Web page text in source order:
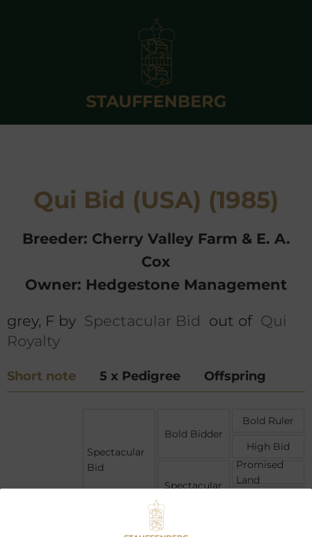
Qui Bid (USA) (1985)
Breeder: Cherry Valley Farm & E. A.
Cox
Owner: Hedgestone Management
grey, F by Spectacular Bid out of Qui
Royalty
Short note 5 x Pedigree Offspring
Spectacular
Bid
Bold Bidder
Spectacular
Native
Bold Ruler
High Bid
Promised
Land